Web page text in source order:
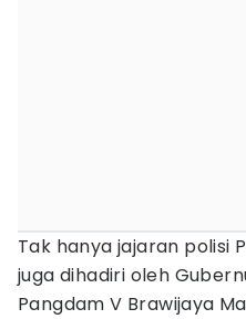
Tak hanya jajaran polisi
juga dihadiri oleh
Pangdam V Brawijaya